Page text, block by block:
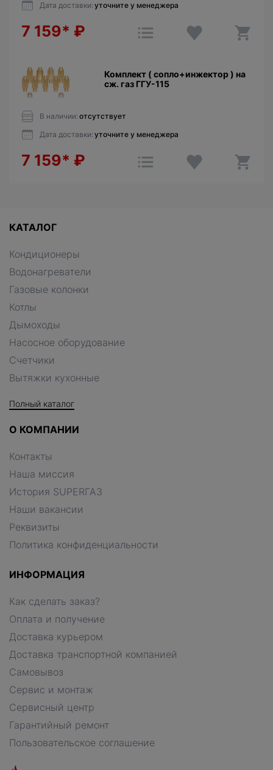
Дата доставки: уточните у менеджера
7 159* ₽
Комплект ( сопло+инжектор ) на
сж. газ ГГУ-115
В наличии: отсутствует
Дата доставки: уточните у менеджера
7 159* ₽
КАТАЛОГ
Кондиционеры
Водонагреватели
Газовые колонки
Котлы
Дымоходы
Насосное оборудование
Счетчики
Вытяжки кухонные
Полный каталог
О КОМПАНИИ
Контакты
Наша миссия
История SUPERГАЗ
Наши вакансии
Реквизиты
Политика конфиденциальности
ИНФОРМАЦИЯ
Как сделать заказ?
Оплата и получение
Доставка курьером
Доставка транспортной компанией
Самовывоз
Сервис и монтаж
Сервисный центр
Гарантийный ремонт
Пользовательское соглашение